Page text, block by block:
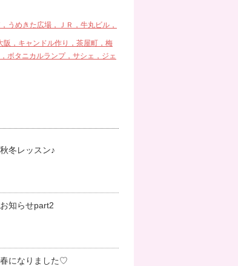
うめきた広場，ＪＲ，牛丸ビル，
阪，キャンドル作り，茶屋町，梅
ボタニカルランプ，サシェ，ジェ
秋冬レッスン♪
お知らせpart2
春になりました♡